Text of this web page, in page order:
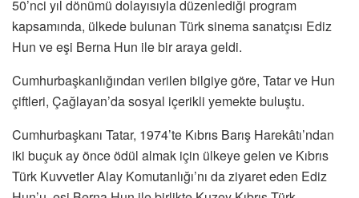
50’nci yıl dönümü dolayısıyla düzenlediği program
kapsamında, ülkede bulunan Türk sinema sanatçısı Ediz
Hun ve eşi Berna Hun ile bir araya geldi.
Cumhurbaşkanlığından verilen bilgiye göre, Tatar ve Hun
çiftleri, Çağlayan’da sosyal içerikli yemekte buluştu.
Cumhurbaşkanı Tatar, 1974’te Kıbrıs Barış Harekâtı’ndan
iki buçuk ay önce ödül almak için ülkeye gelen ve Kıbrıs
Türk Kuvvetler Alay Komutanlığı’nı da ziyaret eden Ediz